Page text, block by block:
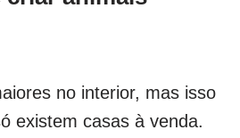
no interior, mas isso
existem casas à venda.